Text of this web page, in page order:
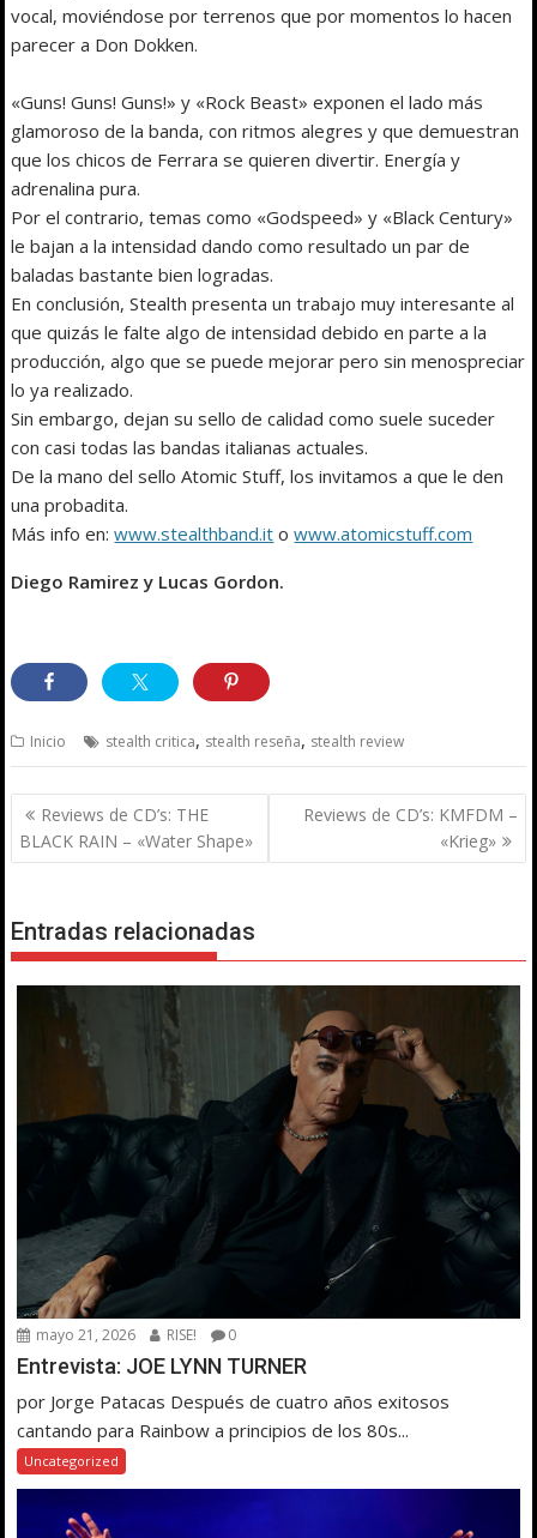
vocal, moviéndose por terrenos que por momentos lo hacen
parecer a Don Dokken.
«Guns! Guns! Guns!» y «Rock Beast» exponen el lado más
glamoroso de la banda, con ritmos alegres y que demuestran
que los chicos de Ferrara se quieren divertir. Energía y
adrenalina pura.
Por el contrario, temas como «Godspeed» y «Black Century»
le bajan a la intensidad dando como resultado un par de
baladas bastante bien logradas.
En conclusión, Stealth presenta un trabajo muy interesante al
que quizás le falte algo de intensidad debido en parte a la
producción, algo que se puede mejorar pero sin menospreciar
lo ya realizado.
Sin embargo, dejan su sello de calidad como suele suceder
con casi todas las bandas italianas actuales.
De la mano del sello Atomic Stuff, los invitamos a que le den
una probadita.
Más info en:www.stealthband.it owww.atomicstuff.com
Diego Ramirez y Lucas Gordon.
Inicio stealth critica, stealth reseña, stealth review
Navegación
de
entradas
Reviews de CD’s: THE
BLACK RAIN – «Water Shape»
Reviews de CD’s: KMFDM –
«Krieg»
Entradas relacionadas
mayo 21, 2026 RISE! 0
Entrevista: JOE LYNN TURNER
por Jorge Patacas Después de cuatro años exitosos
cantando para Rainbow a principios de los 80s...
Uncategorized